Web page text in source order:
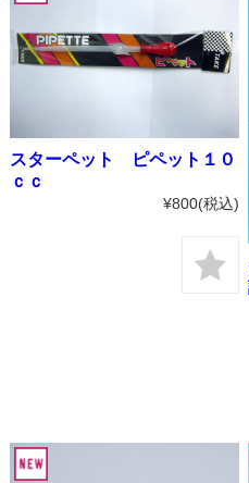
スターペット ピペット１０
ｃｃ
¥800(税込)